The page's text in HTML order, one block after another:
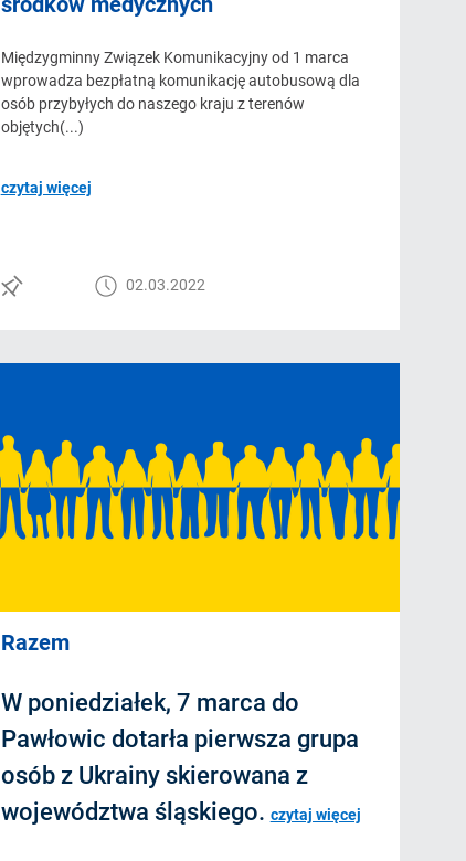
Międzygminny Związek Komunikacyjny od 1 marca
wprowadza bezpłatną komunikację autobusową dla
osób przybyłych do naszego kraju z terenów
objętych(...)
czytaj więcej
02.03.2022
Razem
W poniedziałek, 7 marca do
Pawłowic dotarła pierwsza grupa
osób z Ukrainy skierowana z
województwa śląskiego. czytaj więcej